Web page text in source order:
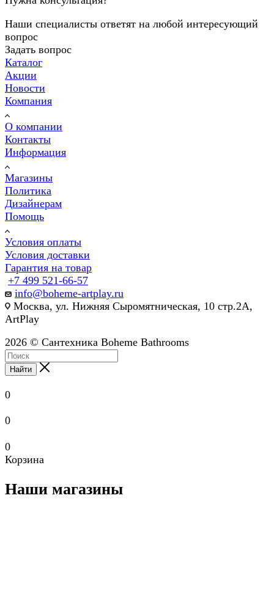
Наши специалисты ответят на любой интересующий
вопрос
Задать вопрос
Каталог
Акции
Новости
Компания
О компании
Контакты
Информация
Магазины
Политика
Дизайнерам
Помощь
Условия оплаты
Условия доставки
Гарантия на товар
+7 499 521-66-57
info@boheme-artplay.ru
Москва, ул. Нижняя Сыромятническая, 10 стр.2А,
ArtPlay
2026 © Сантехника Boheme Bathrooms
Найти
0
0
0
Корзина
Наши магазины